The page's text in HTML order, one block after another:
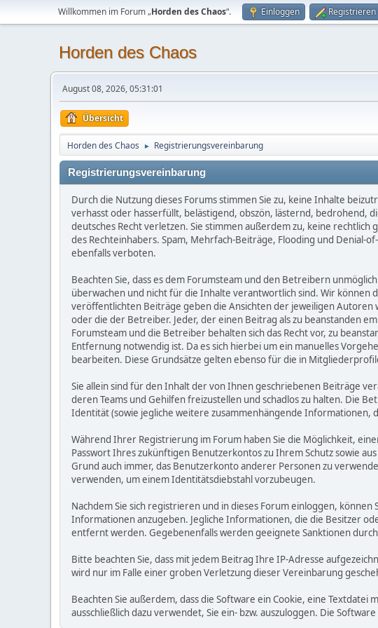
Willkommen im Forum „Horden des Chaos“. Einloggen Registrieren
Horden des Chaos
August 08, 2026, 05:31:01
Übersicht
Horden des Chaos ► Registrierungsvereinbarung
Registrierungsvereinbarung
Durch die Nutzung dieses Forums stimmen Sie zu, keine Inhalte
verhasst oder hasserfüllt, belästigend, obszön, lästernd,
deutsches Recht verletzen. Sie stimmen außerdem zu, keine
des Rechteinhabers. Spam, Mehrfach-Beiträge, Flooding und
ebenfalls verboten.
Beachten Sie, dass es dem Forumsteam und den Betreibern
überwachen und nicht für die Inhalte verantwortlich sind. Wir
veröffentlichten Beiträge geben die Ansichten der jeweiligen Autoren
oder die der Betreiber. Jeder, der einen Beitrag als zu beanstanden
Forumsteam und die Betreiber behalten sich das Recht vor, zu
Entfernung notwendig ist. Da es sich hierbei um ein manuelles
bearbeiten. Diese Grundsätze gelten ebenso für die in
Sie allein sind für den Inhalt der von Ihnen geschriebenen Beiträge
deren Teams und Gehilfen freizustellen und schadlos zu halten. Die
Identität (sowie jegliche weitere zusammenhängende
Während Ihrer Registrierung im Forum haben Sie die Möglichkeit,
Passwort Ihres zukünftigen Benutzerkontos zu Ihrem Schutz sowie
Grund auch immer, das Benutzerkonto anderer Personen zu
verwenden, um einem Identitätsdiebstahl vorzubeugen.
Nachdem Sie sich registrieren und in dieses Forum einloggen,
Informationen anzugeben. Jegliche Informationen, die die Besitzer
entfernt werden. Gegebenenfalls werden geeignete Sanktionen
Bitte beachten Sie, dass mit jedem Beitrag Ihre IP-Adresse
wird nur im Falle einer groben Verletzung dieser Vereinbarung
Beachten Sie außerdem, dass die Software ein Cookie, eine
ausschließlich dazu verwendet, Sie ein- bzw. auszuloggen. Die